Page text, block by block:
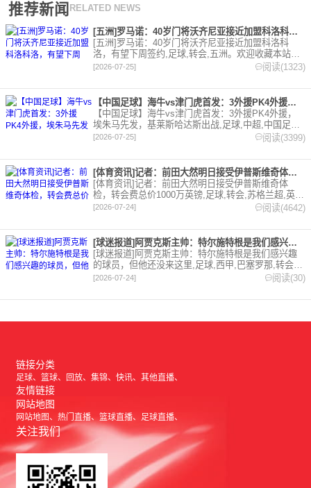
推荐新闻 RELATED NEWS
[五洲]罗马诺：40岁门将沃齐尼亚接近加盟科洛科洛，有望下周
[五洲]罗马诺：40岁门将沃齐尼亚接近加盟科洛科
洛，有望下周签约,足球,转会,五洲。欢迎收藏本站，
24小时为你更新最新的足球，篮球体育资讯。
[2026-07-25] 阅读(1323)
【中国足球】海牛vs津门虎首发：3外援PK4外援，埃朱马先发
【中国足球】海牛vs津门虎首发：3外援PK4外援，
埃朱马先发，基莱斯哈达斯出战,足球,中超,中国足球,
天津津门虎,青岛海牛。欢迎收藏本站，24小时为你更
[2026-07-25] 阅读(3399)
[体育资讯]记者：前田大然明日接受伊普斯维奇体检，转会费总价
[体育资讯]记者：前田大然明日接受伊普斯维奇体
检，转会费总价1000万英镑,足球,转会,苏格兰超,英
超,伊普斯维奇。欢迎收藏本站，24小时为你更新最新
[2026-07-24] 阅读(4642)
[球迷报道]阿贾克斯主帅：特尔施特根是我们感兴趣的球员，但他
[球迷报道]阿贾克斯主帅：特尔施特根是我们感兴趣
的球员，但他还没来这里,足球,西甲,巴塞罗那,转会,
五洲,荷甲。欢迎收藏本站，24小时为你更新最新的足
[2026-07-24] 阅读(30)
链接分类
足球 篮球 回放 集锦 快讯 其他直播
友情链接
网站地图
网站地图 热门直播 篮球直播 足球直播
关注我们